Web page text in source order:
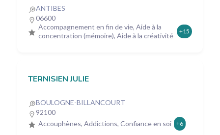
ANTIBES
06600
Accompagnement en fin de vie, Aide à la
concentration (mémoire), Aide à la créativité
+15
TERNISIEN JULIE
BOULOGNE-BILLANCOURT
92100
Accouphènes, Addictions, Confiance en soi
+6